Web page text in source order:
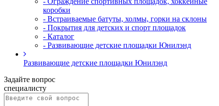
коробки
- Встраиваемые батуты, холмы, горки на склоны
- Покрытия для детских и спорт площадок
- Каталог
- Развивающие детские площадки Юнилэнд
Развивающие детские площадки Юнилэнд
Задайте вопрос
специалисту